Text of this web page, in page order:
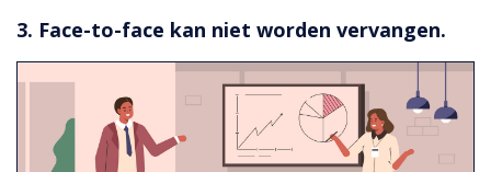
3. Face-to-face kan niet worden vervangen.